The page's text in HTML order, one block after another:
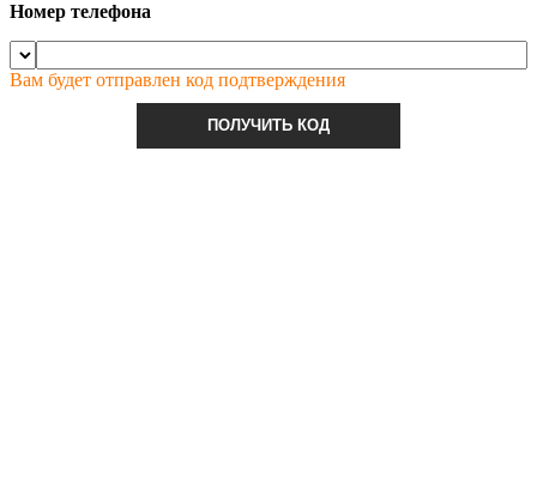
Номер телефона
Вам будет отправлен код подтверждения
ПОЛУЧИТЬ КОД